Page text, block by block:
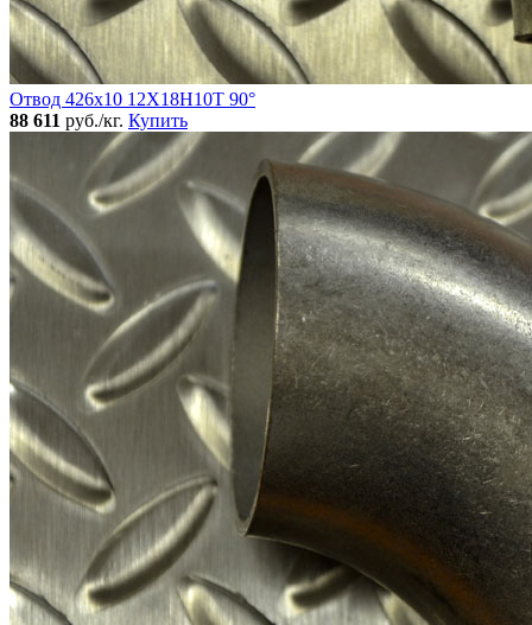
Отвод 426х10 12Х18Н10Т 90°
88 611 руб./кг. Купить